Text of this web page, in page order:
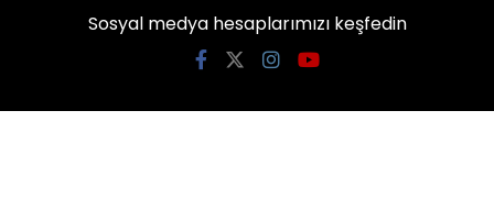
Sosyal medya hesaplarımızı keşfedin